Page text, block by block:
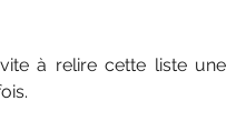
à relire cette liste une